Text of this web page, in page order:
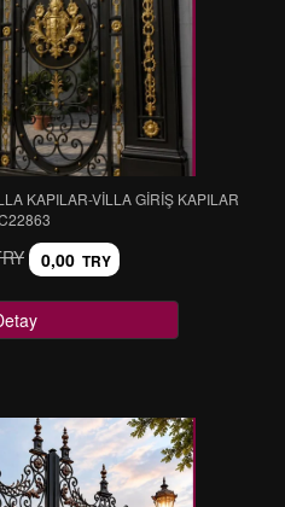
KAPILAR-VİLLA GİRİŞ KAPILAR
0,00 TRY